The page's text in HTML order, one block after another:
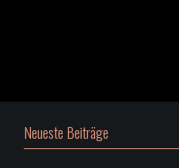
Neueste Beiträge